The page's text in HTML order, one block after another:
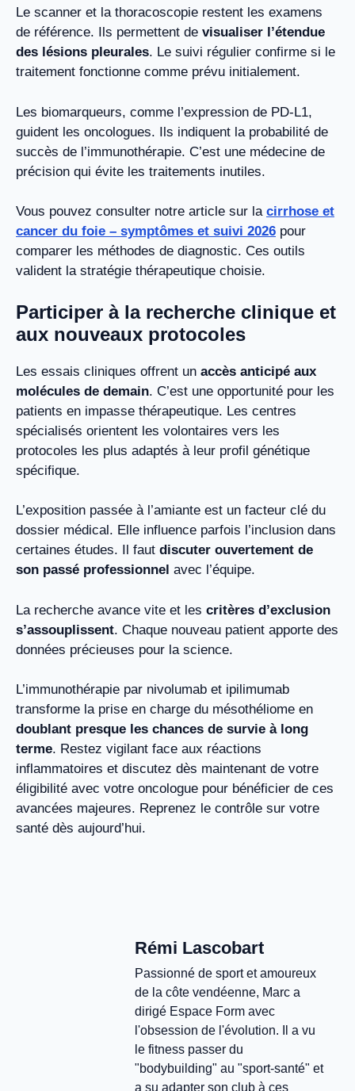
Le scanner et la thoracoscopie restent les examens
de référence. Ils permettent de visualiser l’étendue
des lésions pleurales. Le suivi régulier confirme si le
traitement fonctionne comme prévu initialement.
Les biomarqueurs, comme l’expression de PD-L1,
guident les oncologues. Ils indiquent la probabilité de
succès de l’immunothérapie. C’est une médecine de
précision qui évite les traitements inutiles.
Vous pouvez consulter notre article sur la cirrhose et
cancer du foie – symptômes et suivi 2026 pour
comparer les méthodes de diagnostic. Ces outils
valident la stratégie thérapeutique choisie.
Participer à la recherche clinique et
aux nouveaux protocoles
Les essais cliniques offrent un accès anticipé aux
molécules de demain. C’est une opportunité pour les
patients en impasse thérapeutique. Les centres
spécialisés orientent les volontaires vers les
protocoles les plus adaptés à leur profil génétique
spécifique.
L’exposition passée à l’amiante est un facteur clé du
dossier médical. Elle influence parfois l’inclusion dans
certaines études. Il faut discuter ouvertement de
son passé professionnel avec l’équipe.
La recherche avance vite et les critères d’exclusion
s’assouplissent. Chaque nouveau patient apporte des
données précieuses pour la science.
L’immunothérapie par nivolumab et ipilimumab
transforme la prise en charge du mésothéliome en
doublant presque les chances de survie à long
terme. Restez vigilant face aux réactions
inflammatoires et discutez dès maintenant de votre
éligibilité avec votre oncologue pour bénéficier de ces
avancées majeures. Reprenez le contrôle sur votre
santé dès aujourd’hui.
Rémi Lascobart
Passionné de sport et amoureux
de la côte vendéenne, Marc a
dirigé Espace Form avec
l'obsession de l'évolution. Il a vu
le fitness passer du
"bodybuilding" au "sport-santé" et
a su adapter son club à ces